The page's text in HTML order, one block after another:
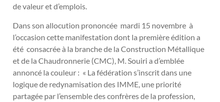
de valeur et d’emplois.
Dans son allocution prononcée mardi 15 novembre à
l’occasion cette manifestation dont la première édition a
été consacrée à la branche de la Construction Métallique
et de la Chaudronnerie (CMC), M. Souiri a d’emblée
annoncé la couleur : « La fédération s’inscrit dans une
logique de redynamisation des IMME, une priorité
partagée par l’ensemble des confrères de la profession,